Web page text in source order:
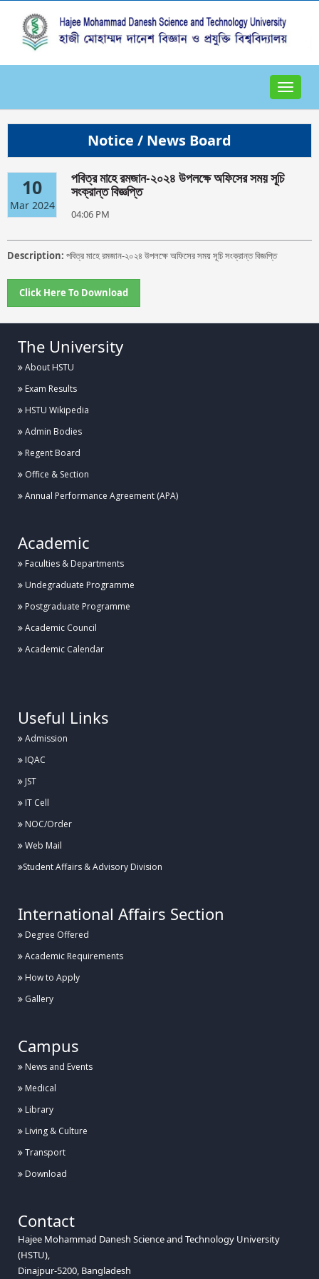
Toggle
Notice / News Board
10
Mar 2024
পবিত্র মাহে রমজান-২০২৪ উপলক্ষে অফিসের সময় সূচি
সংক্রান্ত বিজ্ঞপ্তি
04:06 PM
Description: পবিত্র মাহে রমজান-২০২৪ উপলক্ষে অফিসের সময় সূচি সংক্রান্ত বিজ্ঞপ্তি
Click Here To Download
The University
About HSTU
Exam Results
HSTU Wikipedia
Admin Bodies
Regent Board
Office & Section
Annual Performance Agreement (APA)
Academic
Faculties & Departments
Undegraduate Programme
Postgraduate Programme
Academic Council
Academic Calendar
Useful Links
Admission
IQAC
JST
IT Cell
NOC/Order
Web Mail
Student Affairs & Advisory Division
International Affairs Section
Degree Offered
Academic Requirements
How to Apply
Gallery
Campus
News and Events
Medical
Library
Living & Culture
Transport
Download
Contact
Hajee Mohammad Danesh Science and Technology University
(HSTU),
Dinajpur-5200, Bangladesh